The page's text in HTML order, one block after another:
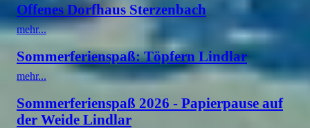
Offenes Dorfhaus Sterzenbach
mehr...
Sommerferienspaß: Töpfern Lindlar
mehr...
Sommerferienspaß 2026 - Papierpause auf
der Weide Lindlar